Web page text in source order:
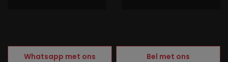
Whatsapp met ons Bel met ons